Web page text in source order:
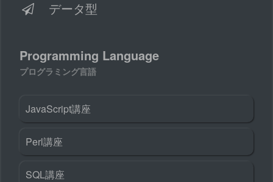
データ型
Programming Language
プログラミング言語
JavaScript講座
Perl講座
SQL講座